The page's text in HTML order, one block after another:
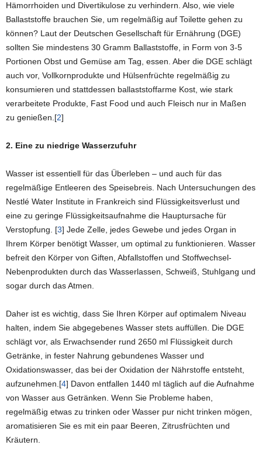
Hämorrhoiden und Divertikulose zu verhindern. Also, wie viele
Ballaststoffe brauchen Sie, um regelmäßig auf Toilette gehen zu
können? Laut der Deutschen Gesellschaft für Ernährung (DGE)
sollten Sie mindestens 30 Gramm Ballaststoffe, in Form von 3-5
Portionen Obst und Gemüse am Tag, essen. Aber die DGE schlägt
auch vor, Vollkornprodukte und Hülsenfrüchte regelmäßig zu
konsumieren und stattdessen ballaststoffarme Kost, wie stark
verarbeitete Produkte, Fast Food und auch Fleisch nur in Maßen
zu genießen.[2]
2. Eine zu niedrige Wasserzufuhr
Wasser ist essentiell für das Überleben – und auch für das
regelmäßige Entleeren des Speisebreis. Nach Untersuchungen des
Nestlé Water Institute in Frankreich sind Flüssigkeitsverlust und
eine zu geringe Flüssigkeitsaufnahme die Hauptursache für
Verstopfung. [3] Jede Zelle, jedes Gewebe und jedes Organ in
Ihrem Körper benötigt Wasser, um optimal zu funktionieren. Wasser
befreit den Körper von Giften, Abfallstoffen und Stoffwechsel-
Nebenprodukten durch das Wasserlassen, Schweiß, Stuhlgang und
sogar durch das Atmen.
Daher ist es wichtig, dass Sie Ihren Körper auf optimalem Niveau
halten, indem Sie abgegebenes Wasser stets auffüllen. Die DGE
schlägt vor, als Erwachsender rund 2650 ml Flüssigkeit durch
Getränke, in fester Nahrung gebundenes Wasser und
Oxidationswasser, das bei der Oxidation der Nährstoffe entsteht,
aufzunehmen.[4] Davon entfallen 1440 ml täglich auf die Aufnahme
von Wasser aus Getränken. Wenn Sie Probleme haben,
regelmäßig etwas zu trinken oder Wasser pur nicht trinken mögen,
aromatisieren Sie es mit ein paar Beeren, Zitrusfrüchten und
Kräutern.